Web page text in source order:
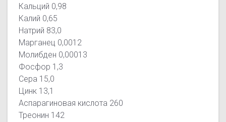
Кальций 0,98
Калий 0,65
Натрий 83,0
Марганец 0,0012
Молибден 0,00013
Фосфор 1,3
Сера 15,0
Цинк 13,1
Аспарагиновая кислота 260
Треонин 142